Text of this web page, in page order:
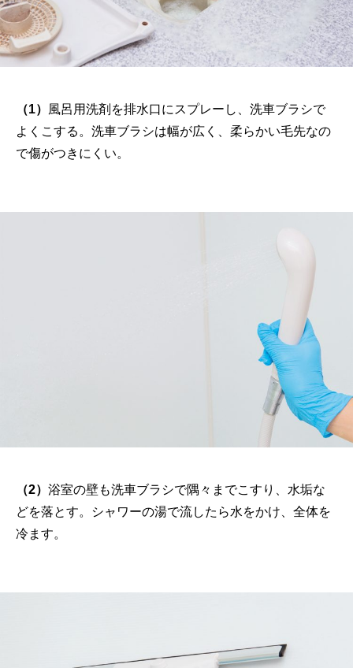
（1）
風呂用洗剤を排水口にスプレーし、洗車ブラシで
よくこする。洗車ブラシは幅が広く、柔らかい毛先なの
で傷がつきにくい。
（2） 浴室の壁も洗車ブラシで隅々までこすり、水垢な
どを落とす。シャワーの湯で流したら水をかけ、全体を
冷ます。